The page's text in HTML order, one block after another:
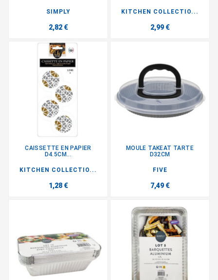
SIMPLY
2,82 €
KITCHEN COLLECTIO...
2,99 €
CAISSETTE EN PAPIER
D4.5CM...
KITCHEN COLLECTIO...
1,28 €
MOULE TAKEAT TARTE
D32CM
FIVE
7,49 €